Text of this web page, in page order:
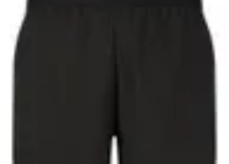
Entraînement et Techniques
Stratégies